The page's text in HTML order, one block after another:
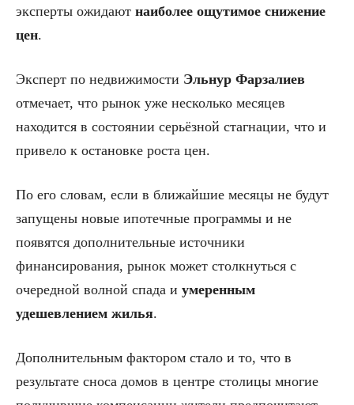
эксперты ожидают наиболее ощутимое снижение
цен.
Эксперт по недвижимости Эльнур Фарзалиев
отмечает, что рынок уже несколько месяцев
находится в состоянии серьёзной стагнации, что и
привело к остановке роста цен.
По его словам, если в ближайшие месяцы не будут
запущены новые ипотечные программы и не
появятся дополнительные источники
финансирования, рынок может столкнуться с
очередной волной спада и умеренным
удешевлением жилья.
Дополнительным фактором стало и то, что в
результате сноса домов в центре столицы многие